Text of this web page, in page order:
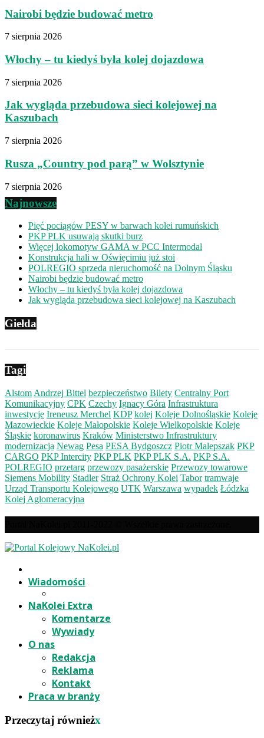
Nairobi będzie budować metro
7 sierpnia 2026
Włochy – tu kiedyś była kolej dojazdowa
7 sierpnia 2026
Jak wygląda przebudowa sieci kolejowej na
Kaszubach
7 sierpnia 2026
Rusza „Country pod parą” w Wolsztynie
7 sierpnia 2026
Najnowsze
Pięć pociągów PESY w barwach kolei rumuńskich
PKP PLK usuwają skutki burz
Więcej lokomotyw GAMA w PCC Intermodal
Konstrukcja hali w Oświęcimiu już stoi
POLREGIO sprzeda nieruchomość na Dolnym Śląsku
Nairobi będzie budować metro
Włochy – tu kiedyś była kolej dojazdowa
Jak wygląda przebudowa sieci kolejowej na Kaszubach
Giełda
Tagi
Alstom Andrzej Bittel bezpieczeństwo Bilety Centralny Port
Komunikacyjny CPK Czechy Ignacy Góra Infrastruktura
inwestycje Ireneusz Merchel KDP kolej Koleje Dolnośląskie Koleje
Mazowieckie Koleje Małopolskie Koleje Wielkopolskie Koleje
Śląskie koronawirus Kraków Ministerstwo Infrastruktury
modernizacja Newag Pesa PESA Bydgoszcz Piotr Malepszak PKP
CARGO PKP Intercity PKP PLK PKP PLK S.A. PKP S.A.
POLREGIO przetarg przewozy pasażerskie Przewozy towarowe
Siemens Mobility Stadler Straż Ochrony Kolei Tabor tramwaje
Urząd Transportu Kolejowego UTK Warszawa wypadek Łódzka
Kolej Aglomeracyjna
Wiadomości
NaKolei Extra
Komentarze
Wywiady
O nas
Redakcja
Reklama
Kontakt
Praca w branży
Przeczytaj równieżx